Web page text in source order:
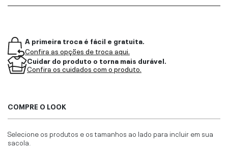
A primeira troca é fácil e gratuita.
Confira as opções de troca aqui.
Cuidar do produto o torna mais durável.
Confira os cuidados com o produto.
COMPRE O LOOK
Selecione os produtos e os tamanhos ao lado para incluir em sua
sacola.